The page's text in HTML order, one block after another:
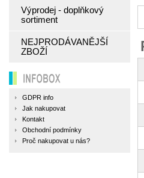
Výprodej - doplňkový
sortiment
NEJPRODÁVANĚJŠÍ
ZBOŽÍ
INFOBOX
GDPR info
Jak nakupovat
Kontakt
Obchodní podmínky
Proč nakupovat u nás?